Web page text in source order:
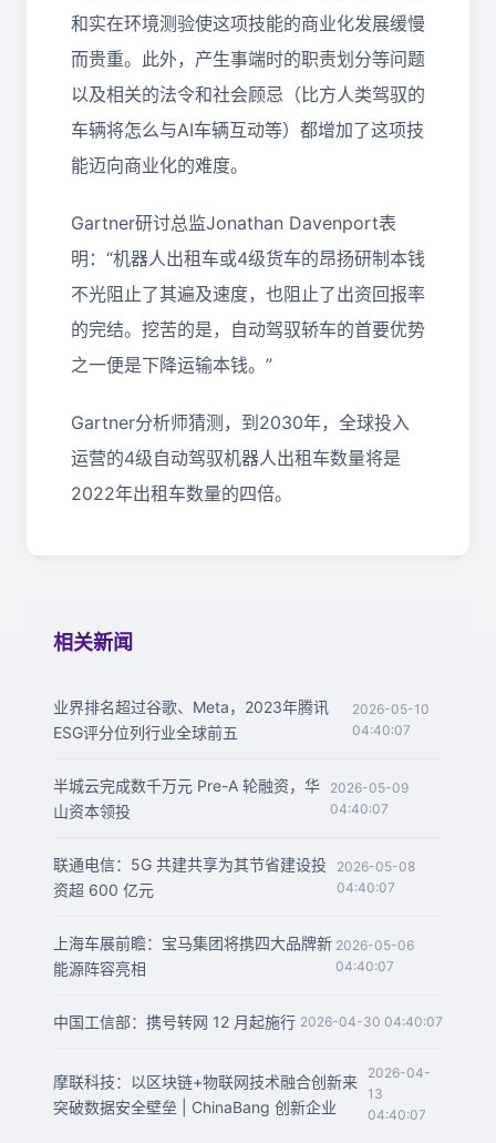
和实在环境测验使这项技能的商业化发展缓慢
而贵重。此外，产生事端时的职责划分等问题
以及相关的法令和社会顾忌（比方人类驾驭的
车辆将怎么与AI车辆互动等）都增加了这项技
能迈向商业化的难度。
Gartner研讨总监Jonathan Davenport表
明：“机器人出租车或4级货车的昂扬研制本钱
不光阻止了其遍及速度，也阻止了出资回报率
的完结。挖苦的是，自动驾驭轿车的首要优势
之一便是下降运输本钱。”
Gartner分析师猜测，到2030年，全球投入
运营的4级自动驾驭机器人出租车数量将是
2022年出租车数量的四倍。
相关新闻
业界排名超过谷歌、Meta，2023年腾讯
ESG评分位列行业全球前五
2026-05-10
04:40:07
半城云完成数千万元 Pre-A 轮融资，华
山资本领投
2026-05-09
04:40:07
联通电信：5G 共建共享为其节省建设投
资超 600 亿元
2026-05-08
04:40:07
上海车展前瞻：宝马集团将携四大品牌新
能源阵容亮相
2026-05-06
04:40:07
中国工信部：携号转网 12 月起施行 2026-04-30 04:40:07
摩联科技：以区块链+物联网技术融合创新来
突破数据安全壁垒 | ChinaBang 创新企业
2026-04-
13
04:40:07